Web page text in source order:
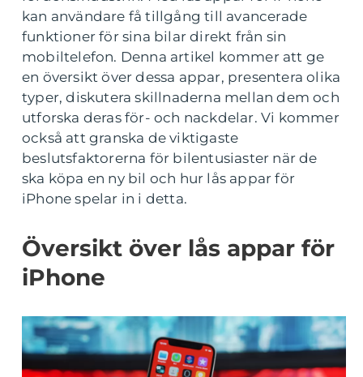
kan användare få tillgång till avancerade
funktioner för sina bilar direkt från sin
mobiltelefon. Denna artikel kommer att ge
en översikt över dessa appar, presentera olika
typer, diskutera skillnaderna mellan dem och
utforska deras för- och nackdelar. Vi kommer
också att granska de viktigaste
beslutsfaktorerna för bilentusiaster när de
ska köpa en ny bil och hur lås appar för
iPhone spelar in i detta.
Översikt över lås appar för
iPhone